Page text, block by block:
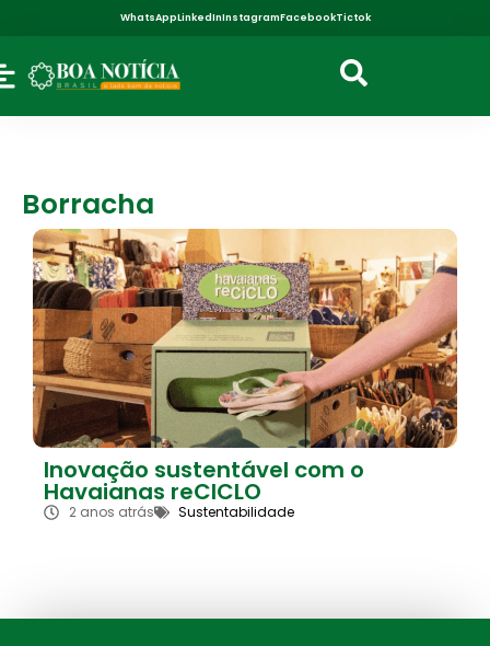
WhatsAppLinkedInInstagramFacebookTictok
Borracha
Inovação sustentável com o
Havaianas reCICLO
2 anos atrás Sustentabilidade